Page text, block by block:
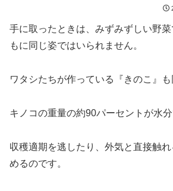
手に取ったときは、みずみずしい野
もに同じ姿ではいられません。
ワタシたちが作っている『きのこ』も
キノコの重量の約90パーセントが水分
収穫適期を逃したり、外気と直接触
めるのです。